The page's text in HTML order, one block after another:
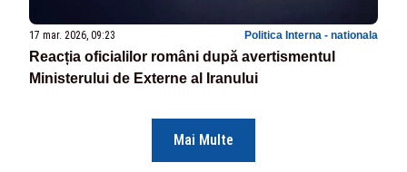
17 mar. 2026, 09:23 Politica Interna - nationala
Reacția oficialilor români după avertismentul
Ministerului de Externe al Iranului
Mai Multe